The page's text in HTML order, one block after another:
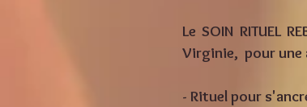
Le SOIN RITUEL
Virginie, pour une
- Rituel pour